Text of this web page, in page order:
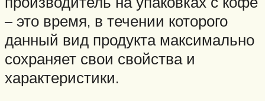
– это время, в течении которого
данный вид продукта максимально
сохраняет свои свойства и
характеристики.